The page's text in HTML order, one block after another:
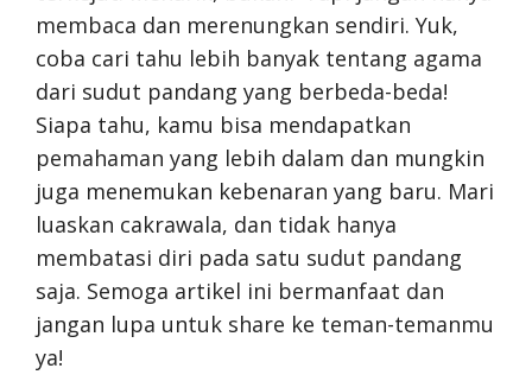
membaca dan merenungkan sendiri. Yuk,
coba cari tahu lebih banyak tentang agama
dari sudut pandang yang berbeda-beda!
Siapa tahu, kamu bisa mendapatkan
pemahaman yang lebih dalam dan mungkin
juga menemukan kebenaran yang baru. Mari
luaskan cakrawala, dan tidak hanya
membatasi diri pada satu sudut pandang
saja. Semoga artikel ini bermanfaat dan
jangan lupa untuk share ke teman-temanmu
ya!